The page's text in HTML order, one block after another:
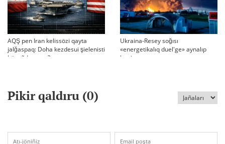
AQŞ pen Iran kelissözi qayta
jalğaspaq: Doha kezdesui şielenisti
bäseñdete me?
Ukraina-Resey soğısı
«energetikalıq duel'ge» aynalıp
ketti
Pikir qaldıru (0)